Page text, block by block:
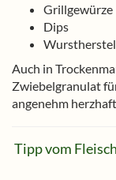
Grillgewürze
Dips
Auch in
Zwiebelgranulat
angenehm
Tipp vom